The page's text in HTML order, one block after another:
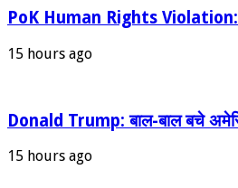
PoK Human Rights Violation:
15 hours ago
Donald Trump: बाल-बाल बचे
15 hours ago